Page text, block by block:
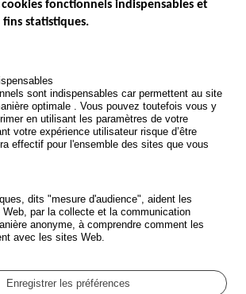
ROUTIÈRE
PERSONNELLES DES ACCIDENTS DE
ROUTIÈRE
cookies fonctionnels indispensables et
fins statistiques.
sont indispensables car permettent au site
optimale . Vous pouvez toutefois vous y
en utilisant les paramètres de votre
votre expérience utilisateur risque d’être
effectif pour l'ensemble des sites que vous
dits "mesure d'audience", aident les
par la collecte et la communication
anonyme, à comprendre comment les
avec les sites Web.
Enregistrer les préférences